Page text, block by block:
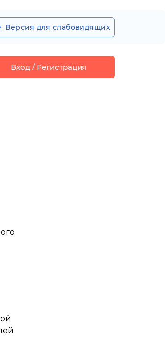
Версия для слабовидящих
Вход / Регистрация